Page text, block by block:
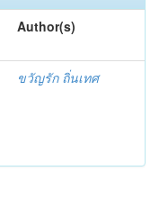
Author(s)
ขวัญรัก ถิ่นเทศ